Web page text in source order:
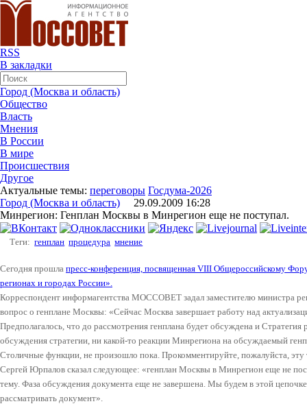
RSS
В закладки
Город (Москва и область)
Общество
Власть
Мнения
В России
В мире
Происшествия
Другое
Актуальные темы: переговоры Госдума-2026
Город (Москва и область) 29.09.2009 16:28
Минрегион: Генплан Москвы в Минрегион еще не поступал.
Теги: генплан процедура мнение
Сегодня прошла пресс-конференция, посвященная VIII Общероссийскому
регионах и городах России».
Корреспондент информагентства МОССОВЕТ задал заместителю министра
вопрос о генплане Москвы: «Сейчас Москва завершает работу над
Предполагалось, что до рассмотрения генплана будет обсуждена и Стратегия
обсуждения стратегии, ни какой-то реакции Минрегиона на обсуждаемый
Столичные функции, не произошло пока. Прокомментируйте, пожалуйста, эту
Сергей Юрпалов сказал следующее: «генплан Москвы в Минрегион еще не
тему. Фаза обсуждения документа еще не завершена. Мы будем в этой
рассматривать документ».